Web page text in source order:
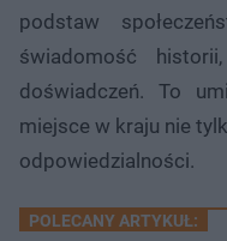
podstaw
świadomość
doświadczeń. To
miejsce w kraju nie
odpowiedzialności.
POLECANY ARTYKUŁ: